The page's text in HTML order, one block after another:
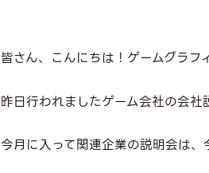
皆さん、こんにちは！ゲームグラフ
昨日行われましたゲーム会社の会社
今月に入って関連企業の説明会は、